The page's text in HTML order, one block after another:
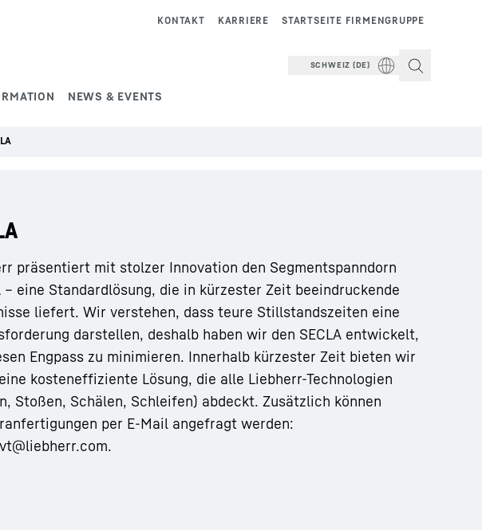
NEWS & EVENTS
STARTSEITE FIRMENGRUPPE
KARRIERE
KONTAKT
SCHWEIZ (DE)
präsentiert mit stolzer Innovation den Segmentspanndorn
– eine Standardlösung, die in kürzester Zeit beeindruckende
liefert. Wir verstehen, dass teure Stillstandszeiten eine
darstellen, deshalb haben wir den SECLA entwickelt,
Engpass zu minimieren. Innerhalb kürzester Zeit bieten wir
kosteneffiziente Lösung, die alle Liebherr-Technologien
Stoßen, Schälen, Schleifen) abdeckt. Zusätzlich können
per E-Mail angefragt werden:
.